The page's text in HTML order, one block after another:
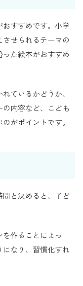
すすめです。小学
せられるテーマの
た絵本がおすすめ
ているかどうか、
内容など、こども
がポイントです。
と決めると、子ど
作ることによっ
なり、習慣化すれ